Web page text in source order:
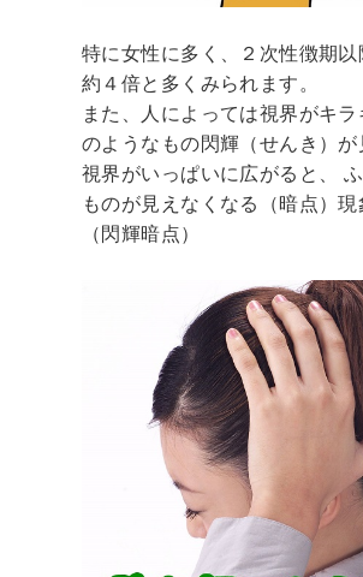
特に女性に多く、２次性徴期
約４倍と多くみられます。
また、人によっては視界がキ
のようなもの閃輝（せんき）が
視界がいっぱいに広がると、
ものが見えなくなる（暗点）現
（閃輝暗点）